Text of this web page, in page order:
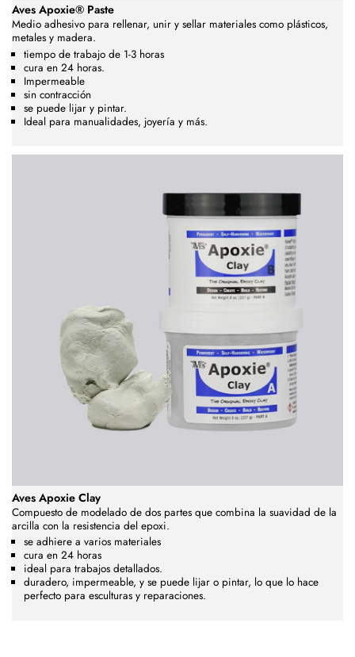
Aves Apoxie® Paste
Medio adhesivo para rellenar, unir y sellar materiales como plásticos,
metales y madera.
tiempo de trabajo de 1-3 horas
cura en 24 horas.
Impermeable
sin contracción
se puede lijar y pintar.
Ideal para manualidades, joyería y más.
Aves Apoxie Clay
Compuesto de modelado de dos partes que combina la suavidad de la
arcilla con la resistencia del epoxi.
se adhiere a varios materiales
cura en 24 horas
ideal para trabajos detallados.
duradero, impermeable, y se puede lijar o pintar, lo que lo hace
perfecto para esculturas y reparaciones.